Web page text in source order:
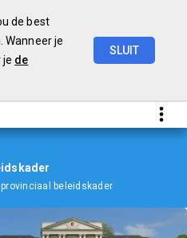
de best
Wanneer je
je de
SLUIT
beleidskader